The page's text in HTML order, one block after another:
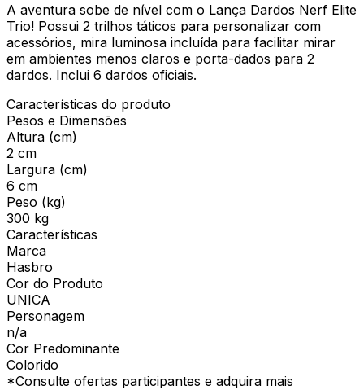
A aventura sobe de nível com o Lança Dardos Nerf Elite
Trio! Possui 2 trilhos táticos para personalizar com
acessórios, mira luminosa incluída para facilitar mirar
em ambientes menos claros e porta-dados para 2
dardos. Inclui 6 dardos oficiais.
Características do produto
Pesos e Dimensões
Altura (cm)
2 cm
Largura (cm)
6 cm
Peso (kg)
300 kg
Características
Marca
Hasbro
Cor do Produto
UNICA
Personagem
n/a
Cor Predominante
Colorido
*Consulte ofertas participantes e adquira mais